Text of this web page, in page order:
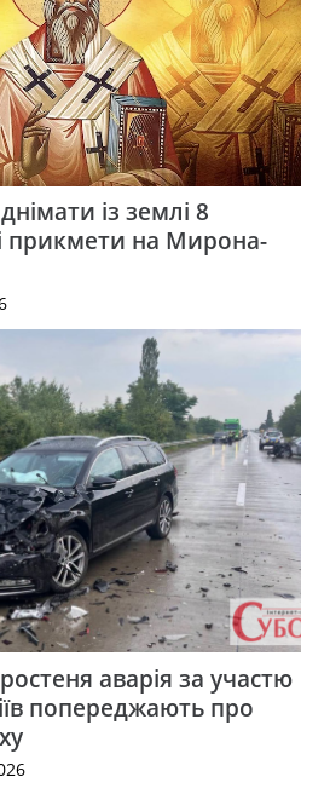
із землі 8
прикмети на Мирона-
аварія за участю
попереджають про